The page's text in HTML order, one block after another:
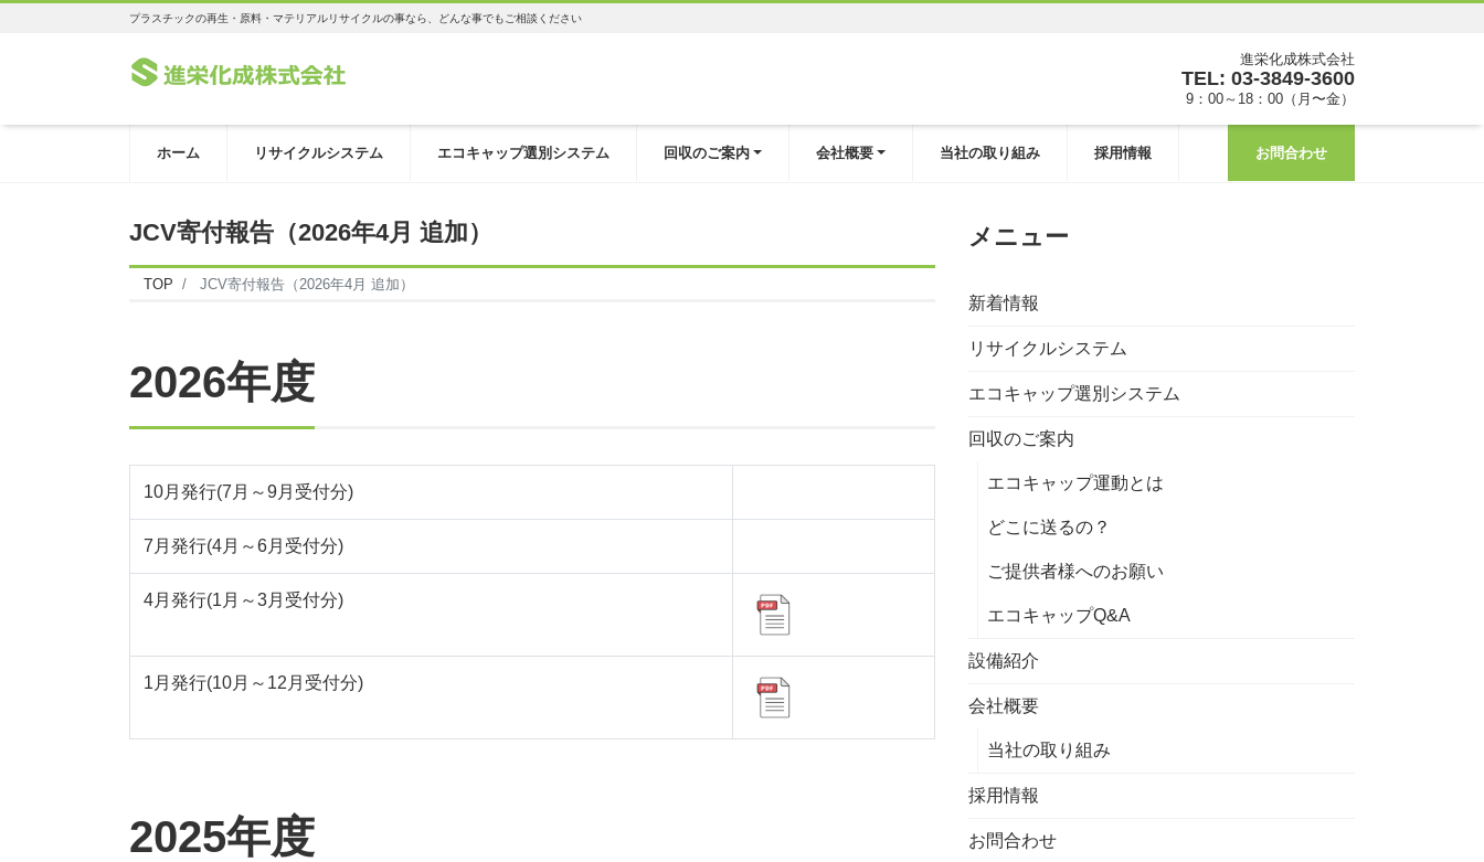
プラスチックの再生・原料・マテリアルリサイクルの事なら、どんな事でもご相談ください
進栄化成株式会社
TEL: 03-3849-3600
9：00～18：00（月〜金）
ホーム リサイクルシステム エコキャップ選別システム 回収のご案内 会社概要 当社の取り組み 採用情報 お問合わせ
JCV寄付報告（2026年4月 追加）
TOP JCV寄付報告（2026年4月 追加）
2026年度
10月発行(7月～9月受付分)
7月発行(4月～6月受付分)
4月発行(1月～3月受付分)
1月発行(10月～12月受付分)
2025年度
メニュー
新着情報
リサイクルシステム
エコキャップ選別システム
回収のご案内
エコキャップ運動とは
どこに送るの？
ご提供者様へのお願い
エコキャップQ&A
設備紹介
会社概要
当社の取り組み
採用情報
お問合わせ